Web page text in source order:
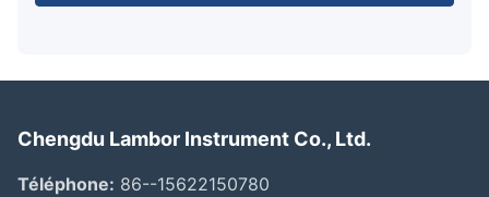
Chengdu Lambor Instrument Co., Ltd.
Téléphone: 86--15622150780